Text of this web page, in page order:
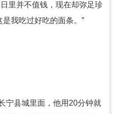
里并不值钱，现在却弥足珍
是我吃过好吃的面条。”
宁县城里面，他用20分钟就